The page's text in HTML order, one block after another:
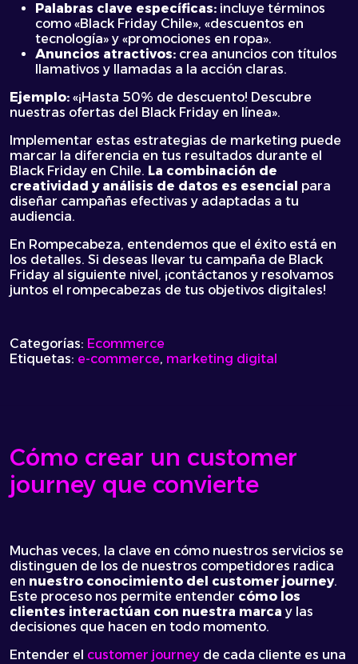
Palabras clave específicas: incluye términos
como «Black Friday Chile», «descuentos en
tecnología» y «promociones en ropa».
Anuncios atractivos: crea anuncios con títulos
llamativos y llamadas a la acción claras.
Ejemplo: «¡Hasta 50% de descuento! Descubre
nuestras ofertas del Black Friday en línea».
Implementar estas estrategias de marketing puede
marcar la diferencia en tus resultados durante el
Black Friday en Chile. La combinación de
creatividad y análisis de datos es esencial para
diseñar campañas efectivas y adaptadas a tu
audiencia.
En Rompecabeza, entendemos que el éxito está en
los detalles. Si deseas llevar tu campaña de Black
Friday al siguiente nivel, ¡contáctanos y resolvamos
juntos el rompecabezas de tus objetivos digitales!
Categorías: Ecommerce
Etiquetas: e-commerce, marketing digital
Cómo crear un customer
journey que convierte
Muchas veces, la clave en cómo nuestros servicios se
distinguen de los de nuestros competidores radica
en nuestro conocimiento del customer journey.
Este proceso nos permite entender cómo los
clientes interactúan con nuestra marca y las
decisiones que hacen en todo momento.
Entender el customer journey de cada cliente es una